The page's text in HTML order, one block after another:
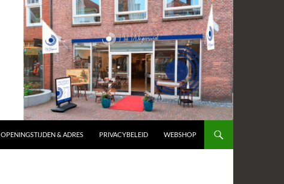
OPENINGSTIJDEN & ADRES PRIVACYBELEID WEBSHOP